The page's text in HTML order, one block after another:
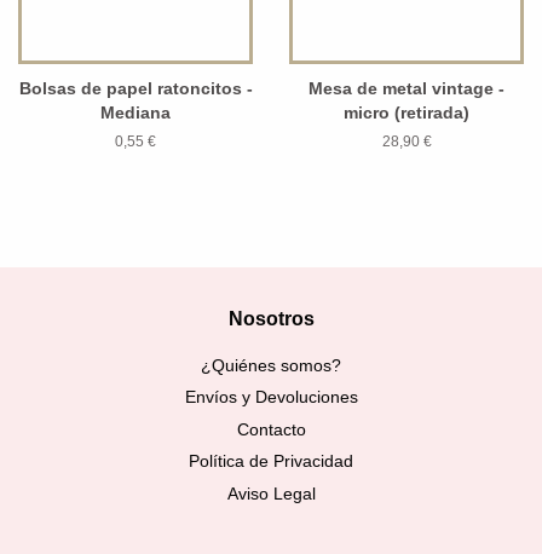
Bolsas de papel ratoncitos -
Mediana
0,55 €
Mesa de metal vintage -
micro (retirada)
28,90 €
Nosotros
¿Quiénes somos?
Envíos y Devoluciones
Contacto
Política de Privacidad
Aviso Legal